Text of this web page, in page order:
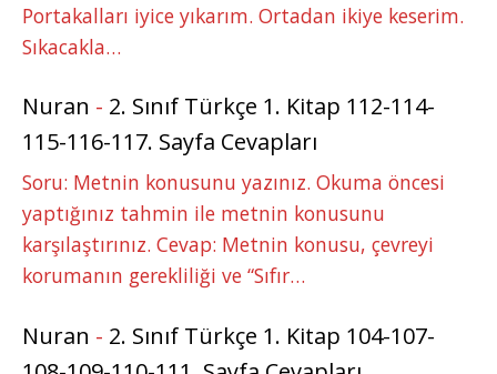
Portakalları iyice yıkarım. Ortadan ikiye keserim.
Sıkacakla…
Nuran - 2. Sınıf Türkçe 1. Kitap 112-114-
115-116-117. Sayfa Cevapları
Soru: Metnin konusunu yazınız. Okuma öncesi
yaptığınız tahmin ile metnin konusunu
karşılaştırınız. Cevap: Metnin konusu, çevreyi
korumanın gerekliliği ve “Sıfır…
Nuran - 2. Sınıf Türkçe 1. Kitap 104-107-